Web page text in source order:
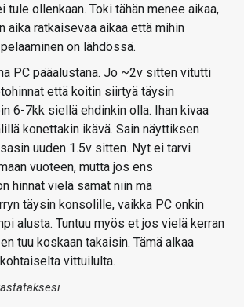
tule ollenkaan. Toki tähän menee aikaa,
aika ratkaisevaa aikaa että mihin
on lähdössä.
PC pääalustana. Jo ~2v sitten vitutti
että koitin siirtyä täysin
6-7kk siellä ehdinkin olla. Ihan kivaa
konettakin ikävä. Sain näyttiksen
uuden 1.5v sitten. Nyt ei tarvi
vuoteen, mutta jos ens
hinnat vielä samat niin mä
täysin konsolille, vaikka PC onkin
alusta. Tuntuu myös et jos vielä kerran
tuu koskaan takaisin. Tämä alkaa
vittuilulta.